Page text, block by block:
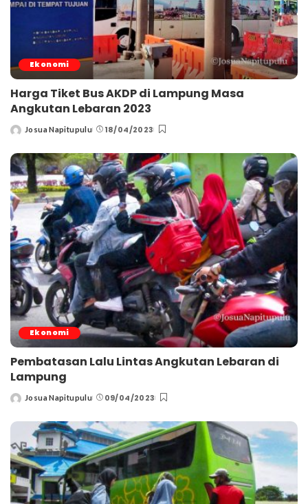
Ekonomi
Harga Tiket Bus AKDP di Lampung Masa
Angkutan Lebaran 2023
Posted
Josua Napitupulu 18/04/2023
Ekonomi
Pembatasan Lalu Lintas Angkutan Lebaran di
Lampung
Posted
Josua Napitupulu 09/04/2023